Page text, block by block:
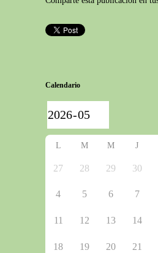
Calendario
L M M J
27 28 29 30
4 5 6 7
11 12 13 14
18 19 20 21